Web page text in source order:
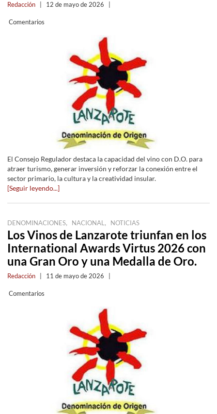
Redacción 12 de mayo de 2026
Comentarios
El Consejo Regulador destaca la capacidad del vino con D.O. para
atraer turismo, generar inversión y reforzar la conexión entre el
sector primario, la cultura y la creatividad insular.
[Seguir leyendo...]
DENOMINACIONES, NACIONAL , NOTICIAS
Los Vinos de Lanzarote triunfan en los
International Awards Virtus 2026 con
una Gran Oro y una Medalla de Oro.
Redacción 11 de mayo de 2026
Comentarios